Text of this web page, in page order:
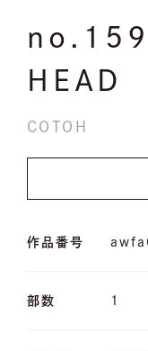
HEAD
COTOH
作品番号
部数 1